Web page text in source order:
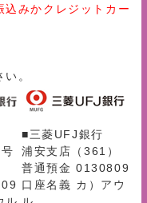
みかクレジットカー
。
■三菱UFJ銀行
浦安支店（361）
普通預金 0130809
口座名義 カ）アウ